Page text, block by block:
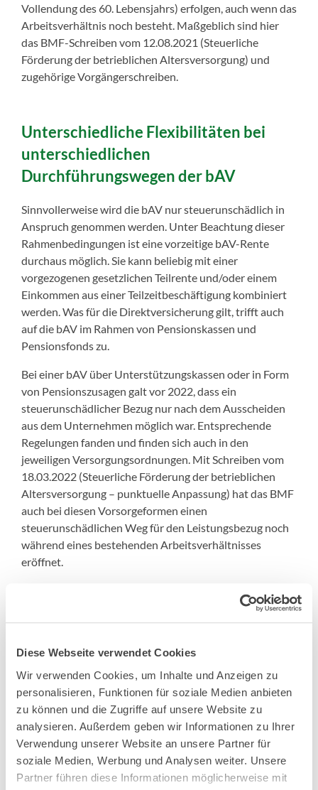
Diese Webseite verwendet Cookies
Wir verwenden Cookies, um Inhalte und Anzeigen zu
personalisieren, Funktionen für soziale Medien anbieten
zu können und die Zugriffe auf unsere Website zu
analysieren. Außerdem geben wir Informationen zu Ihrer
Verwendung unserer Website an unsere Partner für
soziale Medien, Werbung und Analysen weiter. Unsere
Partner führen diese Informationen möglicherweise mit
Vollendung des 60. Lebensjahrs) erfolgen, auch wenn das
Arbeitsverhältnis noch besteht. Maßgeblich sind hier
das BMF-Schreiben vom 12.08.2021 (Steuerliche
Förderung der betrieblichen Altersversorgung) und
zugehörige Vorgängerschreiben.
Unterschiedliche Flexibilitäten bei
unterschiedlichen
Durchführungswegen der bAV
Sinnvollerweise wird die bAV nur steuerunschädlich in
Anspruch genommen werden. Unter Beachtung dieser
Rahmenbedingungen ist eine vorzeitige bAV-Rente
durchaus möglich. Sie kann beliebig mit einer
vorgezogenen gesetzlichen Teilrente und/oder einem
Einkommen aus einer Teilzeitbeschäftigung kombiniert
werden. Was für die Direktversicherung gilt, trifft auch
auf die bAV im Rahmen von Pensionskassen und
Pensionsfonds zu.
Bei einer bAV über Unterstützungskassen oder in Form
von Pensionszusagen galt vor 2022, dass ein
steuerunschädlicher Bezug nur nach dem Ausscheiden
aus dem Unternehmen möglich war. Entsprechende
Regelungen fanden und finden sich auch in den
jeweiligen Versorgungsordnungen. Mit Schreiben vom
18.03.2022 (Steuerliche Förderung der betrieblichen
Altersversorgung – punktuelle Anpassung) hat das BMF
auch bei diesen Vorsorgeformen einen
steuerunschädlichen Weg für den Leistungsbezug noch
während eines bestehenden Arbeitsverhältnisses
eröffnet.
Versorgungsordnungen berücksichtigt sein. Davon
abgesehen ist eine Kombination von Arbeitseinkommen
Pensionszusagen können Arbeitgeber und
Arbeitnehmer allerdings relativ einfach nachträglich eine
entsprechende Vereinbarung im Lichte der neueren
BMF-Position treffen. Das setzt natürlich beiderseitiges
Einvernehmen voraus.
Sie wollen mehr wissen? Wir bieten